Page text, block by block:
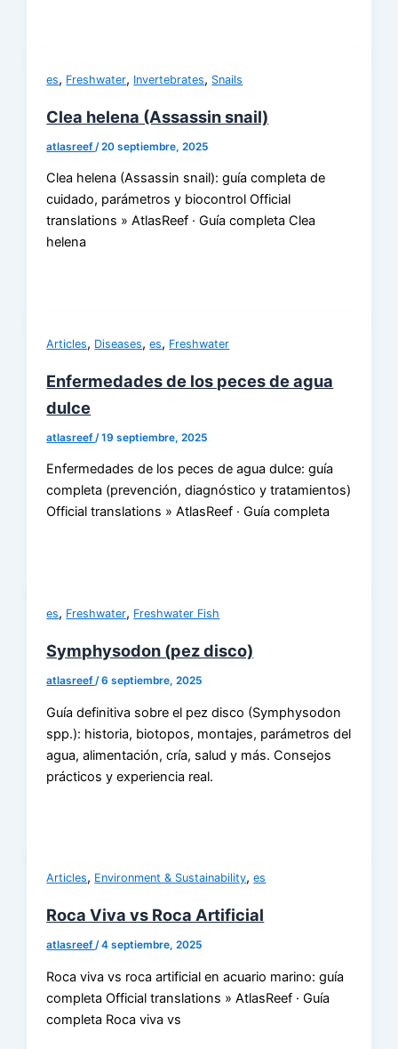
es, Freshwater, Invertebrates, Snails
Clea helena (Assassin snail)
atlasreef /20 septiembre, 2025
Clea helena (Assassin snail): guía completa de
cuidado, parámetros y biocontrol Official
translations » AtlasReef · Guía completa Clea
helena
Articles, Diseases,es, Freshwater
Enfermedades de los peces de agua
dulce
atlasreef/19 septiembre, 2025
Enfermedades de los peces de agua dulce: guía
completa (prevención, diagnóstico y tratamientos)
Official translations » AtlasReef · Guía completa
es, Freshwater, Freshwater Fish
Symphysodon (pez disco)
atlasreef/6 septiembre, 2025
Guía definitiva sobre el pez disco (Symphysodon
spp.): historia, biotopos, montajes, parámetros del
agua, alimentación, cría, salud y más. Consejos
prácticos y experiencia real.
Articles, Environment & Sustainability,es
Roca Viva vs Roca Artificial
atlasreef/4 septiembre, 2025
Roca viva vs roca artificial en acuario marino: guía
completa Official translations » AtlasReef · Guía
completa Roca viva vs